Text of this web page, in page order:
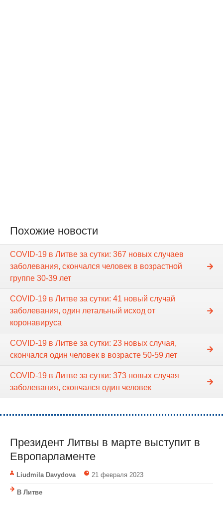
Похожие новости
COVID-19 в Литве за сутки: 367 новых случаев
заболевания, скончался человек в возрастной
группе 30-39 лет
COVID-19 в Литве за сутки: 41 новый случай
заболевания, один летальный исход от
коронавируса
COVID-19 в Литве за сутки: 23 новых случая,
скончался один человек в возрасте 50-59 лет
COVID-19 в Литве за сутки: 373 новых случая
заболевания, скончался один человек
Президент Литвы в марте выступит в
Европарламенте
Liudmila Davydova 21 февраля 2023
В Литве